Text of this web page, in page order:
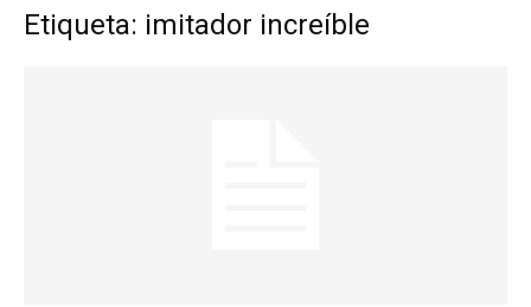
Etiqueta: imitador increíble